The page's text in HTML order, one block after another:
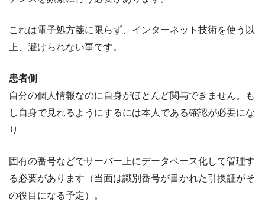
これは電子処方箋に限らず、インターネット技術を使う以
上、避けられない事です。
患者側
自分の個人情報なのに自身がほとんど関与できません。も
し自身で見れるようにするには本人である確認が必要にな
り
固有の番号などでサーバー上にデータベース化して管理す
る必要があります（当面は識別番号が書かれた引換証がそ
の役目になる予定）。